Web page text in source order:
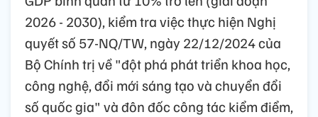
2026 - 2030), kiểm tra việc thực hiện Nghị
quyết số 57-NQ/TW, ngày 22/12/2024 của
Bộ Chính trị về "đột phá phát triển khoa học,
công nghệ, đổi mới sáng tạo và chuyển đổi
số quốc gia" và đôn đốc công tác kiểm điểm,